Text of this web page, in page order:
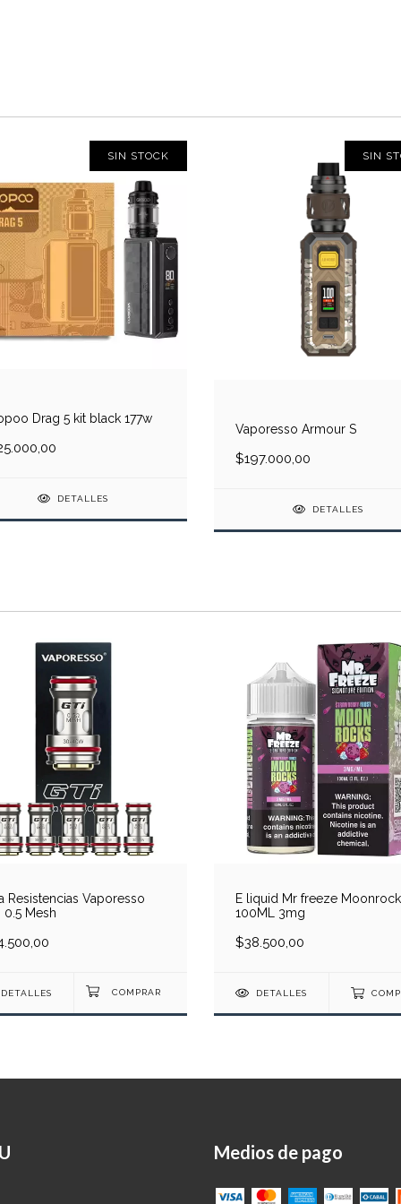
SIN STOCK
Drag 5 kit black 177w
DETALLES
SIN
Vaporesso Armour S
$197.000,00
DETALLES
Resistencias Vaporesso
0.5 Mesh
DETALLES
E liquid Mr freeze Moonrock
100ML 3mg
$38.500,00
DETALLES
Medios de pago